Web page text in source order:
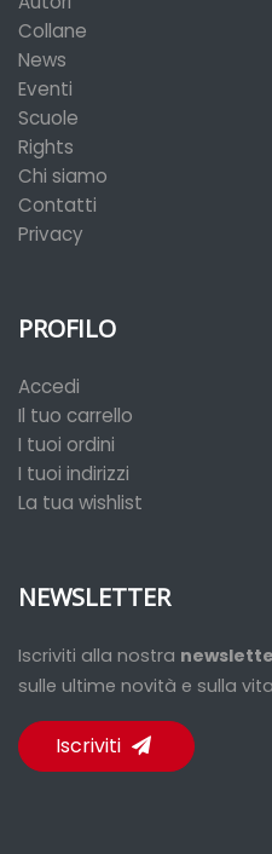
Collane
News
Eventi
Scuole
Rights
Chi siamo
Contatti
Privacy
PROFILO
Accedi
Il tuo carrello
I tuoi ordini
I tuoi indirizzi
La tua wishlist
NEWSLETTER
Iscriviti alla nostra
sulle ultime novità e sulla
Iscriviti